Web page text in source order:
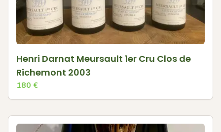
Henri Darnat Meursault 1er Cru Clos de
Richemont 2003
180 €